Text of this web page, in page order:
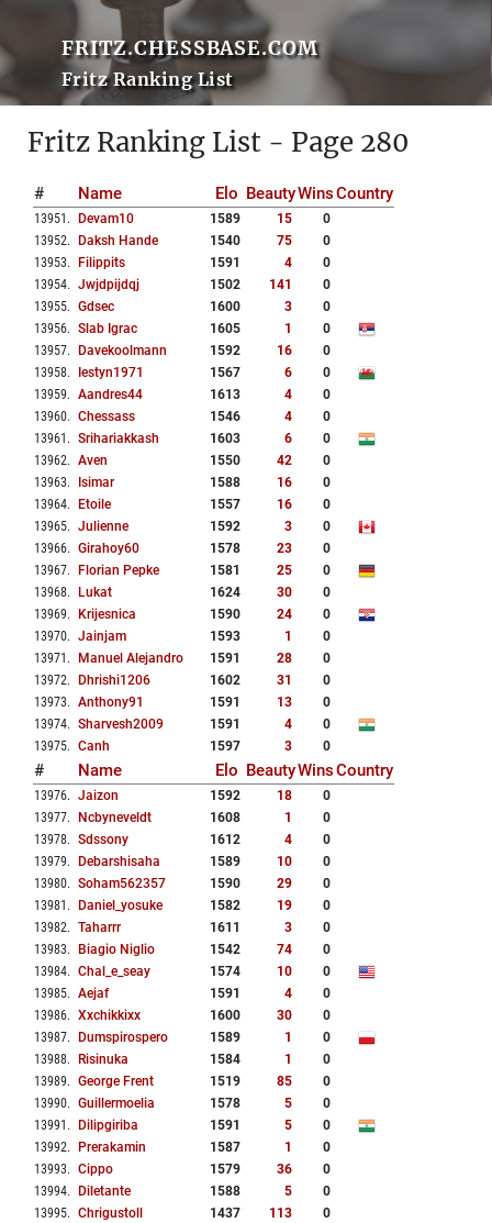
FRITZ.CHESSBASE.COM
Fritz Ranking List
Fritz Ranking List - Page 280
# Name Elo BeautyWinsCountry
13951 . Devam10 1589 15
0
13952. Daksh Hande 1540 75
0
13953. Filippits 1591 4
0
13954. Jwjdpijdqj 1502 141
0
13955. Gdsec 1600 3
0
13956. Slab Igrac 1605 1
0
13957. Davekoolmann 1592 16
0
13958. Iestyn1971 1567 6
0
13959. Aandres44 1613 4
0
13960. Chessass 1546 4
0
13961 . Srihariakkash 1603 6
0
13962. Aven 1550 42
0
13963. Isimar 1588 16
0
13964. Etoile 1557 16
0
13965. Julienne 1592 3
0
13966. Girahoy60 1578 23
0
13967. Florian Pepke 1581 25
0
13968. Lukat 1624 30
0
13969. Krijesnica 1590 24
0
13970. Jainjam 1593 1
0
13971 . Manuel Alejandro 1591 28
0
13972. Dhrishi1206 1602 31
0
13973. Anthony91 1591 13
0
13974. Sharvesh2009 1591 4
0
13975. Canh 1597 3 0
# Name Elo BeautyWinsCountry
13976. Jaizon 1592 18
0
13977. Ncbyneveldt 1608 1
0
13978. Sdssony 1612 4
0
13979. Debarshisaha 1589 10
0
13980. Soham562357 1590 29
0
13981 . Daniel_yosuke 1582 19
0
13982. Taharrr 1611 3
0
13983. Biagio Niglio 1542 74
0
13984. Chal_e_seay 1574 10
0
13985. Aejaf 1591 4
0
13986. Xxchikkixx 1600 30
0
13987. Dumspirospero 1589 1
0
13988. Risinuka 1584 1
0
13989. George Frent 1519 85
0
13990. Guillermoelia 1578 5
0
13991 . Dilipgiriba 1591 5
0
13992. Prerakamin 1587 1
0
13993. Cippo 1579 36
0
13994. Diletante 1588 5
0
13995. Chrigustoll 1437 113
0